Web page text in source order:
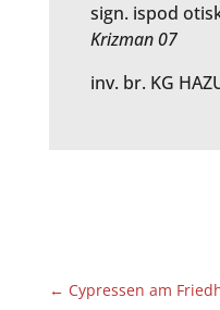
sign. ispod
Krizman 07
inv. br. KG
← Cypressen am